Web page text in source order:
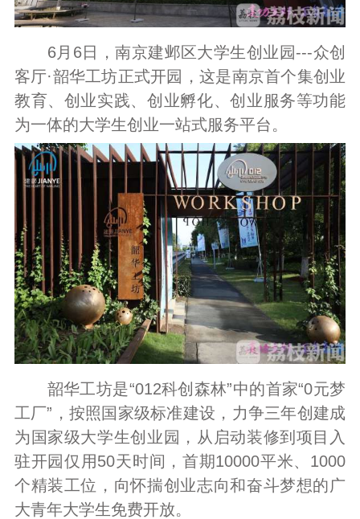
6月6日，南京建邺区大学生创业园---众创
客厅·韶华工坊正式开园，这是南京首个集创业
教育、创业实践、创业孵化、创业服务等功能
为一体的大学生创业一站式服务平台。
韶华工坊是“012科创森林”中的首家“0元梦
工厂”，按照国家级标准建设，力争三年创建成
为国家级大学生创业园，从启动装修到项目入
驻开园仅用50天时间，首期10000平米、1000
个精装工位，向怀揣创业志向和奋斗梦想的广
大青年大学生免费开放。